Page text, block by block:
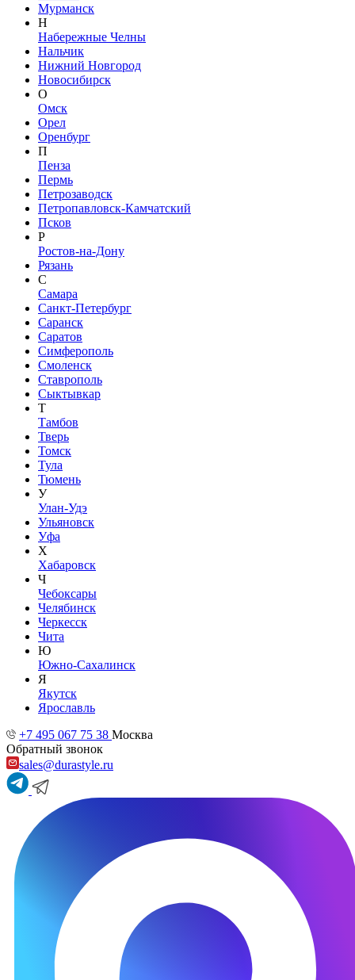
Мурманск
Н
Набережные Челны
Нальчик
Нижний Новгород
Новосибирск
О
Омск
Орел
Оренбург
П
Пенза
Пермь
Петрозаводск
Петропавловск-Камчатский
Псков
Р
Ростов-на-Дону
Рязань
С
Самара
Санкт-Петербург
Саранск
Саратов
Симферополь
Смоленск
Ставрополь
Сыктывкар
Т
Тамбов
Тверь
Томск
Тула
Тюмень
У
Улан-Удэ
Ульяновск
Уфа
Х
Хабаровск
Ч
Чебоксары
Челябинск
Черкесск
Чита
Ю
Южно-Сахалинск
Я
Якутск
Ярославль
+7 495 067 75 38 Москва
Обратный звонок
sales@durastyle.ru